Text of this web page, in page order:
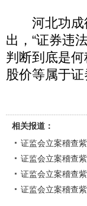
河北功成律
出，“证券违
判断到底是
股价等属于证
相关报道：
证监会立案稽查
证监会立案稽查
证监会立案稽查
证监会立案稽查